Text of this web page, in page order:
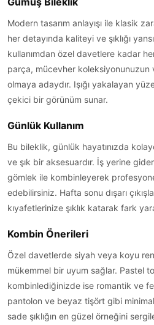
Modern tasarım anlayışı ile klasik
her detayında kaliteyi ve şıklığı
kullanımdan özel davetlere kadar
parça, mücevher koleksiyonunuzun
olmaya adaydır. Işığı yakalayan
çekici bir görünüm sunar.
Günlük Kullanım
Bu bileklik, günlük hayatınızda
ve şık bir aksesuardır. İş yerine
gömlek ile kombinleyerek
edebilirsiniz. Hafta sonu dışarı
kıyafetlerinize şıklık katarak fark
Kombin Önerileri
Özel davetlerde siyah veya koyu
mükemmel bir uyum sağlar. Pastel
kombinlediğinizde ise romantik ve
pantolon ve beyaz tişört gibi minimal
sade şıklığın en güzel örneğini